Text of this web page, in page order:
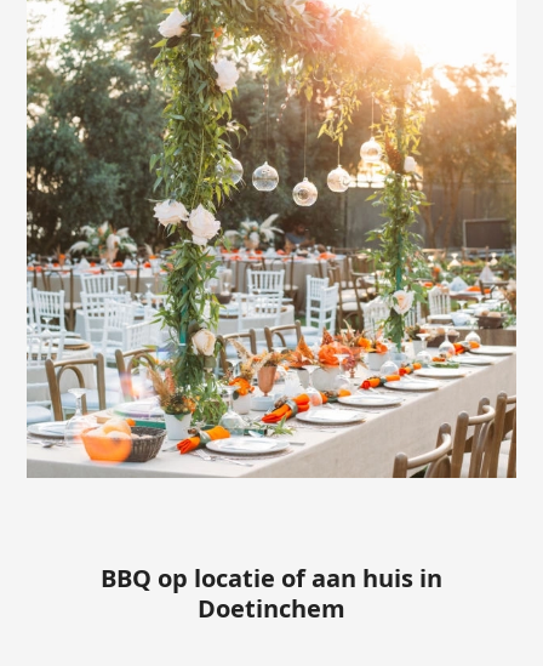
BBQ op locatie of aan huis in
Doetinchem